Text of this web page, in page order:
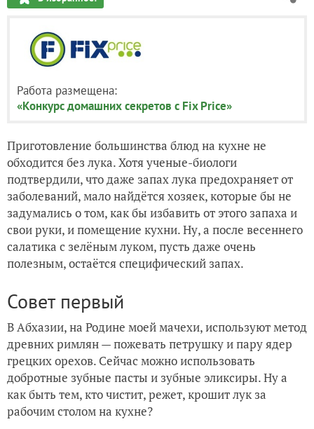
Работа размещена:
«Конкурс домашних секретов с Fix Price»
Приготовление большинства блюд на кухне не
обходится без лука. Хотя ученые-биологи
подтвердили, что даже запах лука предохраняет от
заболеваний, мало найдётся хозяек, которые бы не
задумались о том, как бы избавить от этого запаха и
свои руки, и помещение кухни. Ну, а после весеннего
салатика с зелёным луком, пусть даже очень
полезным, остаётся специфический запах.
Совет первый
В Абхазии, на Родине моей мачехи, используют метод
древних римлян — пожевать петрушку и пару ядер
грецких орехов. Сейчас можно использовать
добротные зубные пасты и зубные эликсиры. Ну а
как быть тем, кто чистит, режет, крошит лук за
рабочим столом на кухне?